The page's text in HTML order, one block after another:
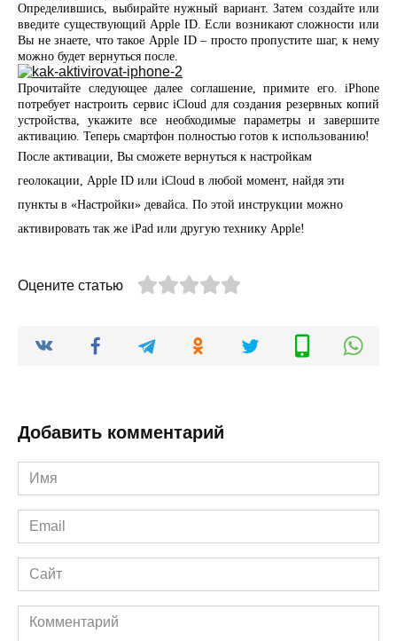
Определившись, выбирайте нужный вариант. Затем создайте или
введите существующий Apple ID. Если возникают сложности или
Вы не знаете, что такое Apple ID – просто пропустите шаг, к нему
можно будет вернуться после.
Прочитайте следующее далее соглашение, примите его. iPhone
потребует настроить сервис iCloud для создания резервных копий
устройства, укажите все необходимые параметры и завершите
активацию. Теперь смартфон полностью готов к использованию!
После активации, Вы сможете вернуться к настройкам
геолокации, Apple ID или iCloud в любой момент, найдя эти
пункты в «Настройки» девайса. По этой инструкции можно
активировать так же iPad или другую технику Apple!
Оцените статью
Добавить комментарий
Имя
*
Email
*
Сайт
Комментарий